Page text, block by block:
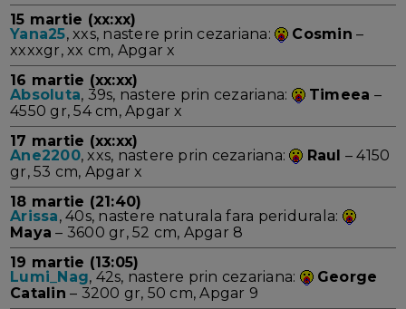
15 martie (xx:xx)
Yana25, xxs, nastere prin cezariana: Cosmin –
xxxxgr, xx cm, Apgar x
16 martie (xx:xx)
Absoluta, 39s, nastere prin cezariana: Timeea –
4550 gr, 54 cm, Apgar x
17 martie (xx:xx)
Ane2200, xxs, nastere prin cezariana: Raul – 4150
gr, 53 cm, Apgar x
18 martie (21:40)
Arissa, 40s, nastere naturala fara peridurala:
Maya – 3600 gr, 52 cm, Apgar 8
19 martie (13:05)
Lumi_Nag, 42s, nastere prin cezariana:
George
Catalin – 3200 gr, 50 cm, Apgar 9